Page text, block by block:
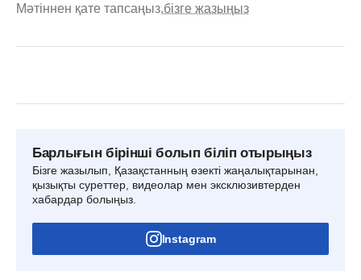
Мәтіннен қате тапсаңыз,бізге жазыңыз
Барлығын бірінші болып біліп отырыңыз
Бізге жазылып, Қазақстанның өзекті жаңалықтарынан,
қызықты суреттер, видеолар мен эксклюзивтерден
хабардар болыңыз.
Instagram